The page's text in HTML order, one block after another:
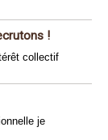
!
collectif
je